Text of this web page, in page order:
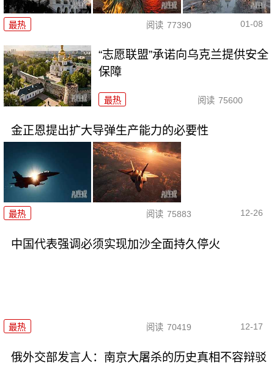
最热 阅读 77390 01-08
“志愿联盟”承诺向乌克兰提供安全
保障
最热 阅读 75600
金正恩提出扩大导弹生产能力的必要性
最热 阅读 75883 12-26
中国代表强调必须实现加沙全面持久停火
最热 阅读 70419 12-17
俄外交部发言人：南京大屠杀的历史真相不容辩驳